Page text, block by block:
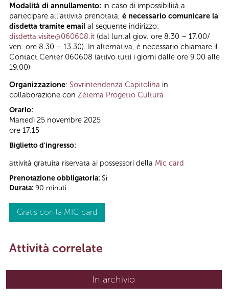
Modalità di annullamento: in caso di impossibilità a
partecipare all’attività prenotata, è necessario comunicare la
disdetta tramite email al seguente indirizzo:
disdetta.visite@060608.it (dal lun.al giov. ore 8.30 – 17.00/
ven. ore 8.30 – 13.30). In alternativa, è necessario chiamare il
Contact Center 060608 (attivo tutti i giorni dalle ore 9.00 alle
19.00)
Organizzazione: Sovrintendenza Capitolina in
collaborazione con Zètema Progetto Cultura
Orario:
Martedì 25 novembre 2025
ore 17.15
Biglietto d'ingresso:
attività gratuita riservata ai possessori della Mic card
Prenotazione obbligatoria: Sì
Durata: 90 minuti
Gratis con la MIC card
Attività correlate
In archivio